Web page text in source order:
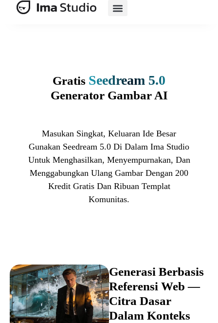
Gratis Seedream 5.0
Generator Gambar AI
Masukan Singkat, Keluaran Ide Besar
Gunakan Seedream 5.0 Di Dalam Ima Studio
Untuk Menghasilkan, Menyempurnakan, Dan
Menggabungkan Ulang Gambar Dengan 200
Kredit Gratis Dan Ribuan Templat
Komunitas.
Generasi Berbasis
Referensi Web —
Citra Dasar
Dalam Konteks